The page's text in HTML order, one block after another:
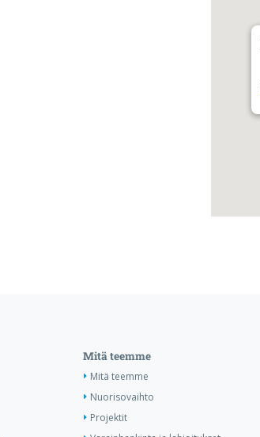
Mitä teemme
Mitä teemme
Nuorisovaihto
Projektit